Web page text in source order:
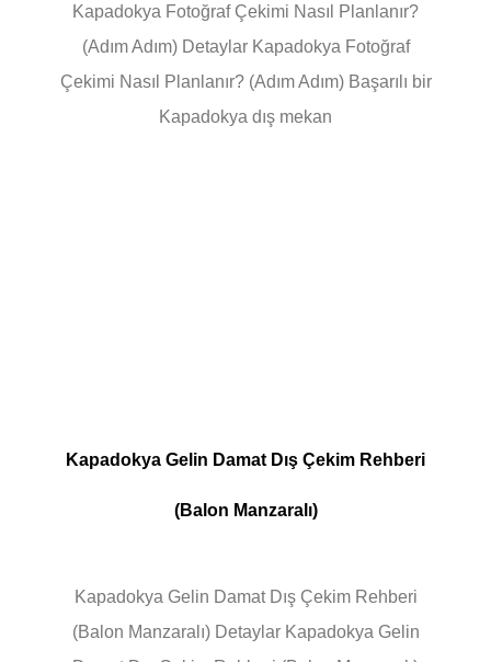
Kapadokya Fotoğraf Çekimi Nasıl Planlanır?
(Adım Adım) Detaylar Kapadokya Fotoğraf
Çekimi Nasıl Planlanır? (Adım Adım) Başarılı bir
Kapadokya dış mekan
Kapadokya Gelin Damat Dış Çekim Rehberi
(Balon Manzaralı)
Kapadokya Gelin Damat Dış Çekim Rehberi
(Balon Manzaralı) Detaylar Kapadokya Gelin